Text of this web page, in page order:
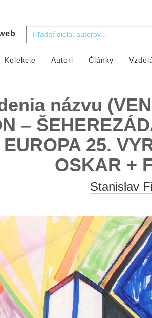
Kolekcie Autori Články
názvu
–
25.
OSKAR +
Stanislav